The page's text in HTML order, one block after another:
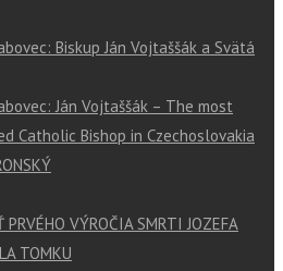
Biskup Ján Vojtaššák a Svätá
Ján Vojtaššák – The most
Catholic Bishop in Czechoslovakia
PRVÉHO VÝROČIA SMRTI JOZEFA
TOMKU